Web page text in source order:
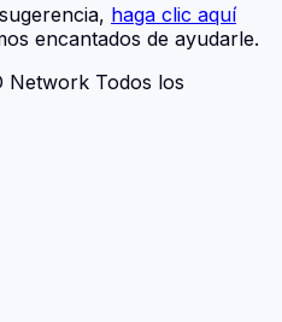
haga clic aquí
encantados de ayudarle.
Network Todos los